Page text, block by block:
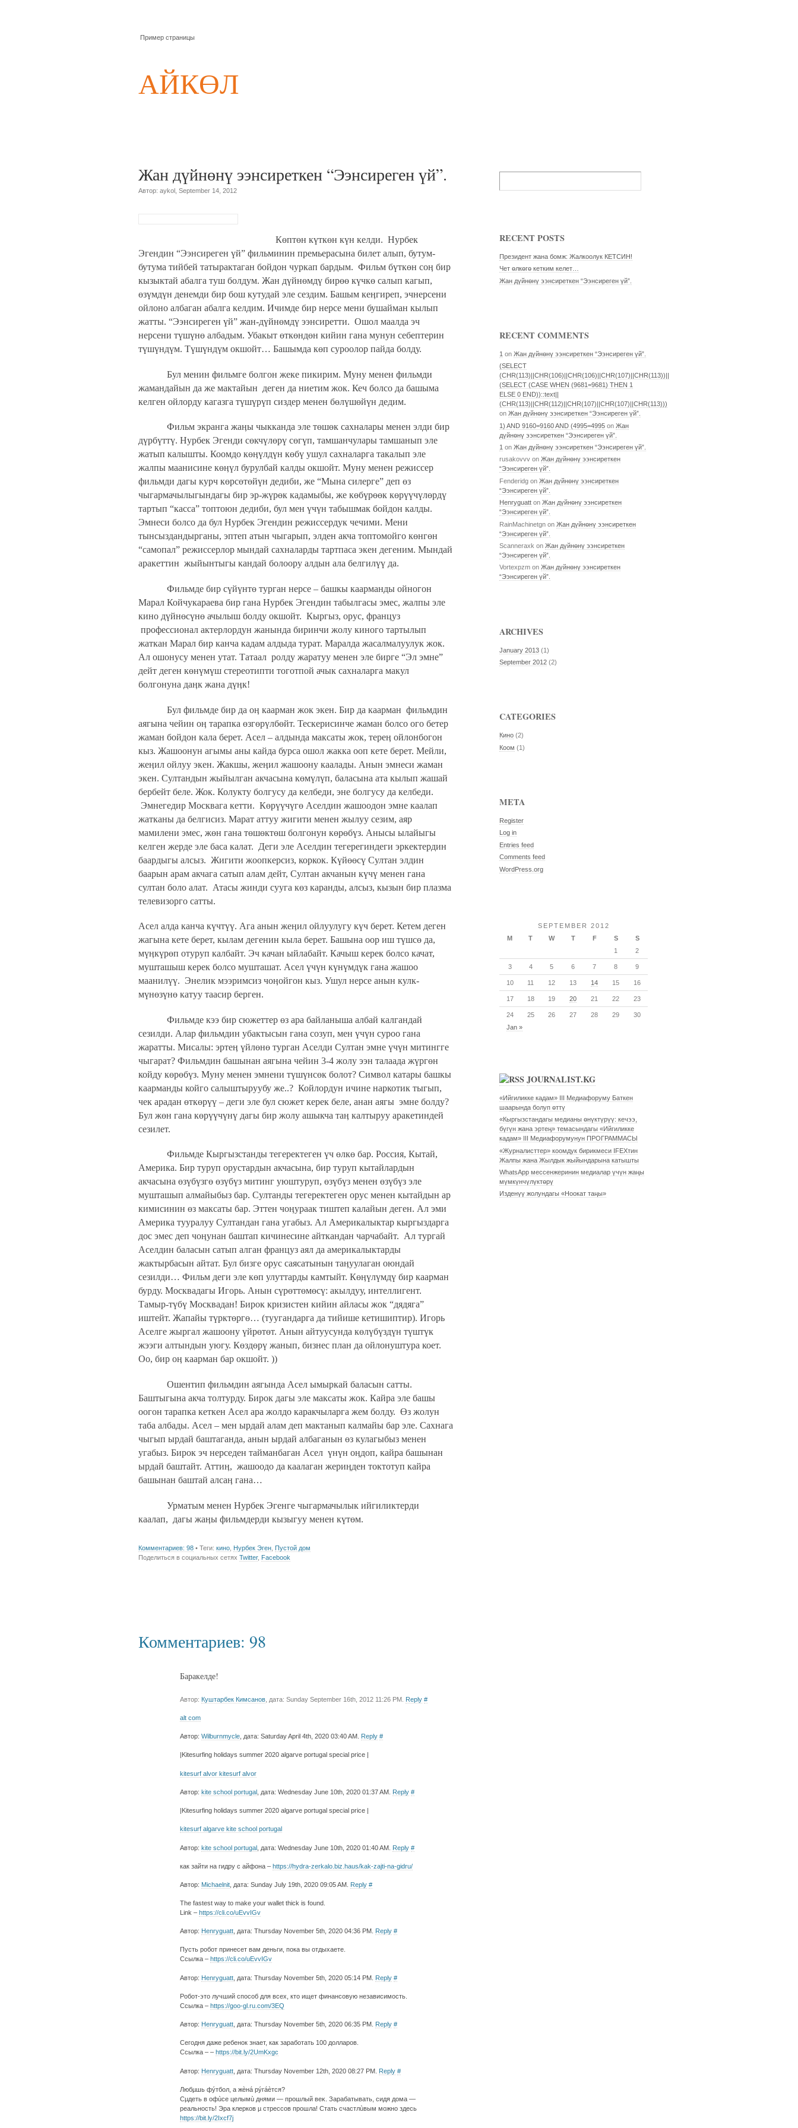
Пример страницы
АЙКӨЛ
Жан дүйнөнү ээнсиреткен “Ээнсиреген үй”.
Автор: aykol, September 14, 2012
Көптөн күткөн күн келди. Нурбек
Эгендин “Ээнсиреген үй” фильминин премьерасына билет алып, бутум-
бутума тийбей татырактаган бойдон чуркап бардым. Фильм бүткөн соӊ бир
кызыктай абалга туш болдум. Жан дүйнөмдү бирөө күчкө салып кагып,
өзүмдүн денемди бир бош кутудай эле сездим. Башым кеӊгиреп, эчнерсени
ойлоно албаган абалга келдим. Ичимде бир нерсе мени бушайман кылып
жатты. “Ээнсиреген үй” жан-дүйнөмдү ээнсиретти. Ошол маалда эч
нерсени түшүнө албадым. Убакыт өткөндөн кийин гана мунун себептерин
түшүндүм. Түшүндүм окшойт… Башымда көп суроолор пайда болду.
Бул менин фильмге болгон жеке пикирим. Муну менен фильмди
жамандайын да же мактайын деген да ниетим жок. Кеч болсо да башыма
келген ойлорду кагазга түшүрүп сиздер менен бөлүшөйүн дедим.
Фильм экранга жаӊы чыкканда эле төшөк сахналары менен элди бир
дүрбүттү. Нурбек Эгенди сөкчүлөрү сөгүп, тамшанчулары тамшанып эле
жатып калышты. Коомдо көӊүлдүн көбү ушул сахналарга такалып эле
жалпы маанисине көӊүл бурулбай калды окшойт. Муну менен режиссер
фильмди дагы курч көрсөтөйүн дедиби, же “Мына силерге” деп өз
чыгармачылыгындагы бир эр-жүрөк кадамыбы, же көбүрөөк көрүүчүлөрдү
тартып “касса” топтоюн дедиби, бул мен үчүн табышмак бойдон калды.
Эмнеси болсо да бул Нурбек Эгендин режиссердук чечими. Мени
тынсыздандырганы, эптеп атын чыгарып, элден акча топтомойго көнгөн
“самопал” режиссерлор мындай сахналарды тартпаса экен дегеним. Мындай
аракеттин жыйынтыгы кандай болоору алдын ала белгилүү да.
Фильмде бир сүйүнтө турган нерсе – башкы каарманды ойногон
Марал Койчукараева бир гана Нурбек Эгендин табылгасы эмес, жалпы эле
кино дүйнөсүнө ачылыш болду окшойт. Кыргыз, орус, француз
профессионал актерлордун жанында биринчи жолу киного тартылып
жаткан Марал бир канча кадам алдыда турат. Маралда жасалмалуулук жок.
Ал ошонусу менен утат. Татаал ролду жаратуу менен эле бирге “Эл эмне”
дейт деген көнүмүш стереотипти тоготпой ачык сахналарга макул
болгонуна даӊк жана дүӊк!
Бул фильмде бир да оӊ каарман жок экен. Бир да каарман фильмдин
аягына чейин оӊ тарапка өзгөрүлбөйт. Тескерисинче жаман болсо ого бетер
жаман бойдон кала берет. Асел – алдында максаты жок, тереӊ ойлонбогон
кыз. Жашоонун агымы аны кайда бурса ошол жакка ооп кете берет. Мейли,
жеӊил ойлуу экен. Жакшы, жеӊил жашоону каалады. Анын эмнеси жаман
экен. Султандын жыйылган акчасына көмүлүп, баласына ата кылып жашай
бербейт беле. Жок. Колукту болгусу да келбеди, эне болгусу да келбеди.
Эмнегедир Москвага кетти. Көрүүчүгө Аселдин жашоодон эмне каалап
жатканы да белгисиз. Марат аттуу жигити менен жылуу сезим, аяр
мамилени эмес, жөн гана төшөктөш болгонун көрөбүз. Анысы ылайыгы
келген жерде эле баса калат. Деги эле Аселдин тегерегиндеги эркектердин
баардыгы алсыз. Жигити жоопкерсиз, коркок. Күйөөсү Султан элдин
баарын арам акчага сатып алам дейт, Султан акчанын күчү менен гана
султан боло алат. Атасы жинди сууга көз каранды, алсыз, кызын бир плазма
телевизорго сатты.
Асел алда канча күчтүү. Ага анын жеӊил ойлуулугу күч берет. Кетем деген
жагына кете берет, кылам дегенин кыла берет. Башына оор иш түшсө да,
мүӊкүрөп отуруп калбайт. Эч качан ыйлабайт. Качыш керек болсо качат,
мушташыш керек болсо мушташат. Асел үчүн күнүмдүк гана жашоо
маанилүү. Энелик мээримсиз чоӊойгон кыз. Ушул нерсе анын кулк-
мүнөзүнө катуу таасир берген.
Фильмде кээ бир сюжеттер өз ара байланыша албай калгандай
сезилди. Алар фильмдин убактысын гана созуп, мен үчүн суроо гана
жаратты. Мисалы: эртеӊ үйлөнө турган Аселди Султан эмне үчүн митингге
чыгарат? Фильмдин башынан аягына чейин 3-4 жолу ээн талаада жүргөн
койду көрөбүз. Муну менен эмнени түшүнсөк болот? Символ катары башкы
каарманды койго салыштыруубу же..? Койлордун ичине наркотик тыгып,
чек арадан өткөрүү – деги эле бул сюжет керек беле, анан аягы эмне болду?
Бул жөн гана көрүүчүнү дагы бир жолу ашыкча таӊ калтыруу аракетиндей
сезилет.
Фильмде Кыргызстанды тегеректеген үч өлкө бар. Россия, Кытай,
Америка. Бир туруп орустардын акчасына, бир туруп кытайлардын
акчасына өзүбүзгө өзүбүз митинг уюштуруп, өзүбүз менен өзүбүз эле
мушташып алмайыбыз бар. Султанды тегеректеген орус менен кытайдын ар
кимисинин өз максаты бар. Эттен чоӊураак тиштеп калайын деген. Ал эми
Америка тууралуу Султандан гана угабыз. Ал Америкалыктар кыргыздарга
дос эмес деп чоӊунан баштап кичинесине айткандан чарчабайт. Ал тургай
Аселдин баласын сатып алган француз аял да америкалыктарды
жактырбасын айтат. Бул бизге орус саясатынын таӊуулаган оюндай
сезилди… Фильм деги эле көп улуттарды камтыйт. Көӊүлүмдү бир каарман
бурду. Москвадагы Игорь. Анын сүрөттөмөсү: акылдуу, интеллигент.
Тамыр-түбү Москвадан! Бирок кризистен кийин айласы жок “дядяга”
иштейт. Жапайы түрктөргө… (туугандарга да тийише кетишиптир). Игорь
Аселге жыргал жашоону үйрөтөт. Анын айтуусунда көлүбүздүн түштүк
жээги алтындын уюгу. Көздөрү жанып, бизнес план да ойлонуштура коет.
Оо, бир оӊ каарман бар окшойт. ))
Ошентип фильмдин аягында Асел ымыркай баласын сатты.
Баштыгына акча толтурду. Бирок дагы эле максаты жок. Кайра эле башы
оогон тарапка кеткен Асел ара жолдо каракчыларга жем болду. Өз жолун
таба албады. Асел – мен ырдай алам деп мактанып калмайы бар эле. Сахнага
чыгып ырдай баштаганда, анын ырдай албаганын өз кулагыбыз менен
угабыз. Бирок эч нерседен тайманбаган Асел үнүн оӊдоп, кайра башынан
ырдай баштайт. Аттиӊ, жашоодо да каалаган жериӊден токтотуп кайра
башынан баштай алсаӊ гана…
Урматым менен Нурбек Эгенге чыгармачылык ийгиликтерди
каалап, дагы жаӊы фильмдерди кызыгуу менен күтөм.
Комментариев: 98 • Теги: кино Нурбек Эген Пустой дом
Поделиться в социальных сетях Twitter, Facebook
Комментариев: 98
Баракелде!
Автор: Куштарбек Кимсанов , дата: Sunday September 16th, 2012 11:26 PM. Reply #
alt com
Автор: Wilburnmycle , дата: Saturday April 4th, 2020 03:40 AM. Reply #
|Kitesurfing holidays summer 2020 algarve portugal special price |
kitesurf alvor kitesurf alvor
Автор: kite school portugal , дата: Wednesday June 10th, 2020 01:37 AM. Reply #
|Kitesurfing holidays summer 2020 algarve portugal special price |
kitesurf algarve kite school portugal
Автор: kite school portugal , дата: Wednesday June 10th, 2020 01:40 AM. Reply #
как зайти на гидру с айфона – https://hydra-zerkalo.biz.haus/kak-zajti-na-gidru/
Автор: Michaelnit , дата: Sunday July 19th, 2020 09:05 AM. Reply #
The fastest way to make your wallet thick is found.
Link – https://cli.co/uEvvIGv
Автор: Henryguatt, дата: Thursday November 5th, 2020 04:36 PM. Reply #
Пусть робот принесет вам деньги, пока вы отдыхаете.
Ссылка – https://cli.co/uEvvIGv
Автор: Henryguatt , дата: Thursday November 5th, 2020 05:14 PM. Reply #
Робот-это лучший способ для всех, кто ищет финансовую независимость.
Ссылка – https://goo-gl.ru.com/3EQ
Автор: Henryguatt , дата: Thursday November 5th, 2020 06:35 PM. Reply #
Сегодня даже ребенок знает, как заработать 100 долларов.
Ссылка – – https://bit.ly/2UmKxgc
Автор: Henryguatt , дата: Thursday November 12th, 2020 08:27 PM. Reply #
Любµшь фýтбол, a жèнá рýгáèтся?
Сµдеть в офùсе целымù днями — прошлый веκ. Зарабатывать, сидя дома —
реальность! Эра клерков µ стрессов прошла! Стать счастлùвым можно здесь
https://bit.ly/2Ixcf7j
RECENT POSTS
Президент жана бомж: Жалкоолук КЕТСИН!
Чет өлкөгө кетким келет…
Жан дүйнөнү ээнсиреткен “Ээнсиреген үй”.
RECENT COMMENTS
1 on Жан дүйнөнү ээнсиреткен “Ээнсиреген үй”.
(SELECT
(CHR(113)||CHR(106)||CHR(106)||CHR(107)||CHR(113))||
(SELECT (CASE WHEN (9681=9681) THEN 1
ELSE 0 END))::text||
(CHR(113)||CHR(112)||CHR(107)||CHR(107)||CHR(113)))
on Жан дүйнөнү ээнсиреткен “Ээнсиреген үй”.
1) AND 9160=9160 AND (4995=4995 on Жан
дүйнөнү ээнсиреткен “Ээнсиреген үй”.
1 on Жан дүйнөнү ээнсиреткен “Ээнсиреген үй”.
rusakovvv on Жан дүйнөнү ээнсиреткен
“Ээнсиреген үй”.
Fenderidg on Жан дүйнөнү ээнсиреткен
“Ээнсиреген үй”.
Henryguatt on Жан дүйнөнү ээнсиреткен
“Ээнсиреген үй”.
RainMachinetgn on Жан дүйнөнү ээнсиреткен
“Ээнсиреген үй”.
Scanneraxk on Жан дүйнөнү ээнсиреткен
“Ээнсиреген үй”.
Vortexpzm on Жан дүйнөнү ээнсиреткен
“Ээнсиреген үй”.
ARCHIVES
January 2013 (1)
September 2012 (2)
CATEGORIES
Кино (2)
Коом (1)
META
Register
Log in
Entries feed
Comments feed
WordPress.org
SEPTEMBER 2012
M
T W T F S
S
1
2
3 4 5 6 7 8 9
10 11 12 13 14 15 16
17 18 19 20 21 22 23
24 25 26 27 28 29
30
Jan »
JOURNALIST.KG
«Ийгиликке кадам» III Медиафоруму Баткен
шаарында болуп өттү
«Кыргызстандагы медианы өнүктүрүү: кечээ,
бүгүн жана эртеӊ» темасындагы «Ийгиликке
кадам» III Медиафорумунун ПРОГРАММАСЫ
«Журналисттер» коомдук бирикмеси IFEXтин
Жалпы жана Жылдык жыйындарына катышты
WhatsApp мессенжеринин медиалар үчүн жаңы
мүмкүнчүлүктөрү
Изденүү жолундагы «Ноокат таңы»